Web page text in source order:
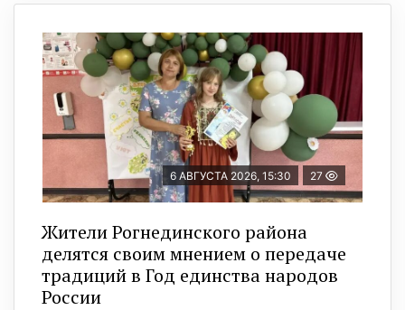
6 АВГУСТА 2026, 15:30 27
Жители Рогнединского района
делятся своим мнением о передаче
традиций в Год единства народов
России